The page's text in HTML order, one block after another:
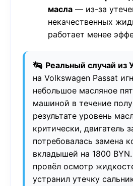
масла — из-за
некачественных
работает менее
Реальный случай из
на Volkswagen Passat
небольшое масляное
машиной в течение
результате уровень
критически, двигатель
потребовалась замена
вкладышей на 1800
провёл осмотр
устранил утечку